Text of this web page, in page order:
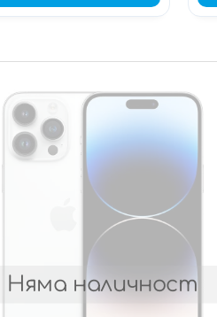
Няма наличност